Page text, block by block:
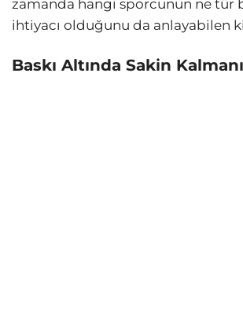
zamanda hangi sporcunun ne tür
ihtiyacı olduğunu da anlayabilen
Baskı Altında Sakin